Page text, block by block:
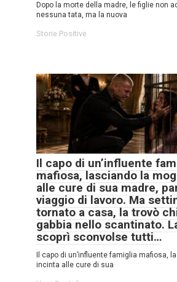
Dopo la morte della madre, le figlie non
nessuna tata, ma la nuova
Storie Positive
Il capo di un’influente
mafiosa, lasciando la
alle cure di sua madre,
viaggio di lavoro. Ma
tornato a casa, la trovò
gabbia nello scantinato.
scoprì sconvolse tutti…
Il capo di un’influente famiglia mafiosa,
incinta alle cure di sua